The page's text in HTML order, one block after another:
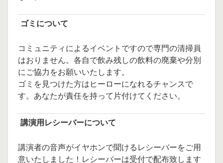
ゴミについて
コミュニティによるイベントですので専門の清掃員
はおりません。各自で飲み残しの飲料の廃棄や分別
にご協力をお願いいたします。
ゴミを見つけた方はヒーローになれるチャンスで
す。あなたが責任を持って片付けてください。
講演用レシーバーについて
講演者の音声がイヤホンで聞けるレシーバーをご用
意いたしました！レシーバーは受付で配布致します